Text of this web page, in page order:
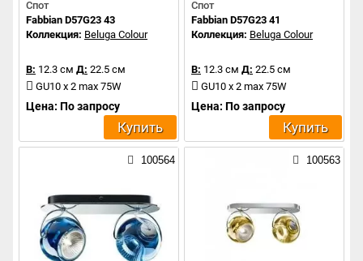
Спот
Fabbian D57G23 43
Коллекция: Beluga Colour
В: 12.3 см Д: 22.5 см
GU10 x 2 max 75W
Цена: По запросу
Купить
Спот
Fabbian D57G23 41
Коллекция: Beluga Colour
В: 12.3 см Д: 22.5 см
GU10 x 2 max 75W
Цена: По запросу
Купить
100564 100563